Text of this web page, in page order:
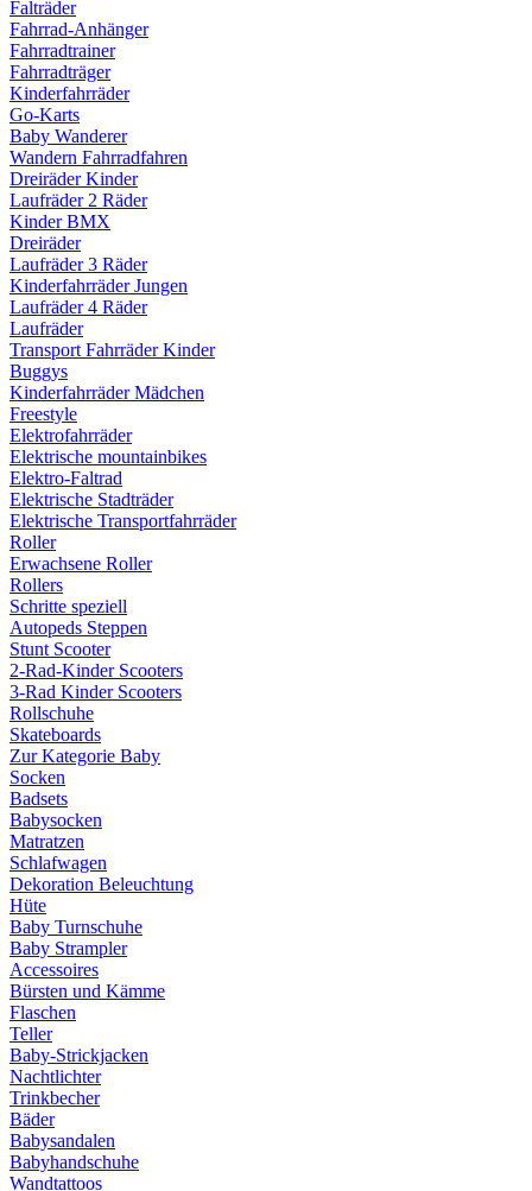
Falträder
Fahrrad-Anhänger
Fahrradtrainer
Fahrradträger
Kinderfahrräder
Go-Karts
Baby Wanderer
Wandern Fahrradfahren
Dreiräder Kinder
Laufräder 2 Räder
Kinder BMX
Dreiräder
Laufräder 3 Räder
Kinderfahrräder Jungen
Laufräder 4 Räder
Laufräder
Transport Fahrräder Kinder
Buggys
Kinderfahrräder Mädchen
Freestyle
Elektrofahrräder
Elektrische mountainbikes
Elektro-Faltrad
Elektrische Stadträder
Elektrische Transportfahrräder
Roller
Erwachsene Roller
Rollers
Schritte speziell
Autopeds Steppen
Stunt Scooter
2-Rad-Kinder Scooters
3-Rad Kinder Scooters
Rollschuhe
Skateboards
Zur Kategorie Baby
Socken
Badsets
Babysocken
Matratzen
Schlafwagen
Dekoration Beleuchtung
Hüte
Baby Turnschuhe
Baby Strampler
Accessoires
Bürsten und Kämme
Flaschen
Teller
Baby-Strickjacken
Nachtlichter
Trinkbecher
Bäder
Babysandalen
Babyhandschuhe
Wandtattoos